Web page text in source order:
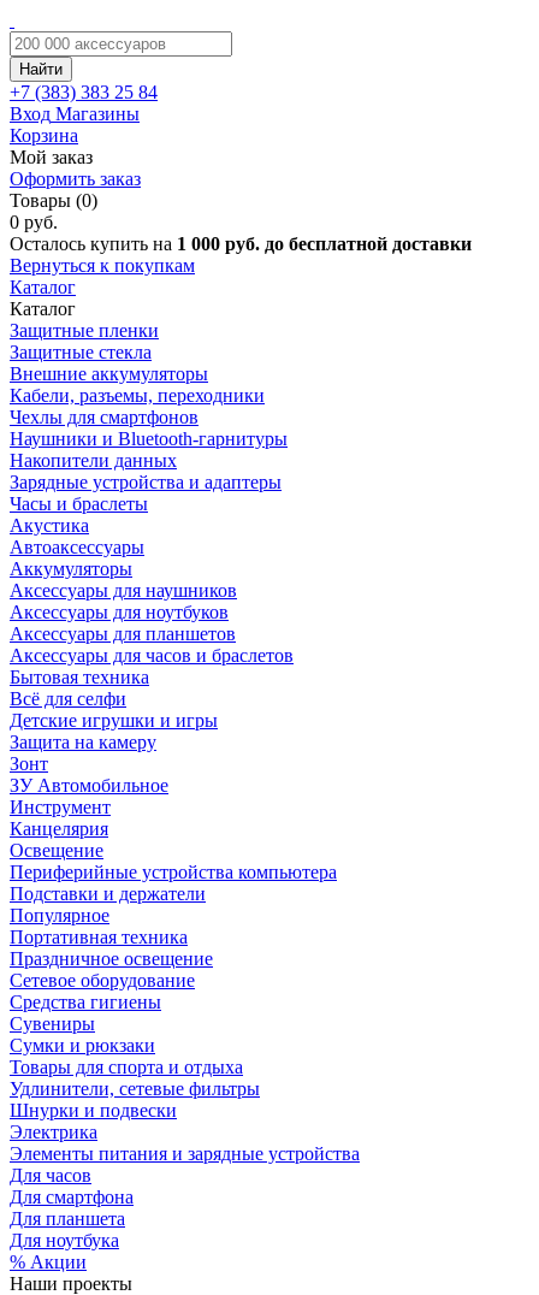
Найти
+7 (383) 383 25 84
Вход Магазины
Корзина
Мой заказ
Оформить заказ
Товары (0)
0 руб.
Осталось купить на 1 000 руб. до бесплатной доставки
Вернуться к покупкам
Каталог
Каталог
Защитные пленки
Защитные стекла
Внешние аккумуляторы
Кабели, разъемы, переходники
Чехлы для смартфонов
Наушники и Bluetooth-гарнитуры
Накопители данных
Зарядные устройства и адаптеры
Часы и браслеты
Акустика
Автоаксессуары
Аккумуляторы
Аксессуары для наушников
Аксессуары для ноутбуков
Аксессуары для планшетов
Аксессуары для часов и браслетов
Бытовая техника
Всё для селфи
Детские игрушки и игры
Защита на камеру
Зонт
ЗУ Автомобильное
Инструмент
Канцелярия
Освещение
Периферийные устройства компьютера
Подставки и держатели
Популярное
Портативная техника
Праздничное освещение
Сетевое оборудование
Средства гигиены
Сувениры
Сумки и рюкзаки
Товары для спорта и отдыха
Удлинители, сетевые фильтры
Шнурки и подвески
Электрика
Элементы питания и зарядные устройства
Для часов
Для смартфона
Для планшета
Для ноутбука
% Акции
Наши проекты